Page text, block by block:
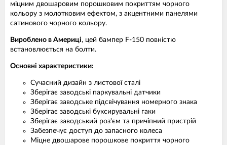
міцним двошаровим порошковим покриттям чорного
кольору з молотковим ефектом, з акцентними панелями
сатинового чорного кольору.
Вироблено в Америці, цей бампер F-150 повністю
встановлюється на болти.
Основні характеристики:
Сучасний дизайн з листової сталі
Зберігає заводські паркувальні датчики
Зберігає заводське підсвічування номерного знака
Зберігає заводські буксирувальні гаки
Зберігає заводський роз'єм та причіпний пристрій
Забезпечує доступ до запасного колеса
Міцне двошарове порошкове покриття чорного